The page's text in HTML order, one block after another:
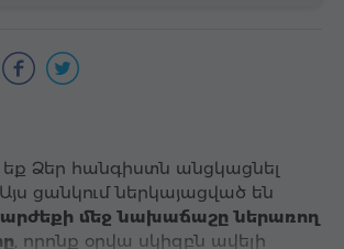
եք Ձեր հանգիստն անցկացնել
Այս ցանկում ներկայացված են
մեջ նախաճաշը ներառող
, որոնք օրվա սկիզբն ավելի